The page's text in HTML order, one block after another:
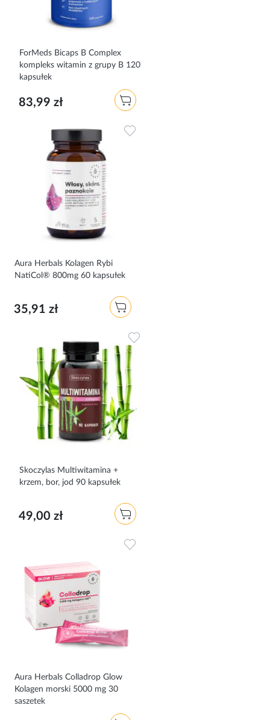
ForMeds Bicaps B Complex
kompleks witamin z grupy B 120
kapsułek
83,99 zł
Aura Herbals Kolagen Rybi
NatiCol® 800mg 60 kapsułek
35,91 zł
Dodaj do ulubionych
Skoczylas Multiwitamina +
krzem, bor, jod 90 kapsułek
49,00 zł
Aura Herbals Colladrop Glow
Kolagen morski 5000 mg 30
saszetek
Dodaj do ulubionych